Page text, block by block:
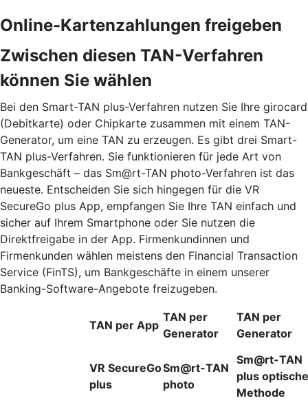
Online-Kartenzahlungen freigeben
Zwischen diesen TAN-Verfahren
können Sie wählen
Bei den Smart-TAN plus-Verfahren nutzen Sie Ihre girocard
(Debitkarte) oder Chipkarte zusammen mit einem TAN-
Generator, um eine TAN zu erzeugen. Es gibt drei Smart-
TAN plus-Verfahren. Sie funktionieren für jede Art von
Bankgeschäft – das Sm@rt-TAN photo-Verfahren ist das
neueste. Entscheiden Sie sich hingegen für die VR
SecureGo plus App, empfangen Sie Ihre TAN einfach und
sicher auf Ihrem Smartphone oder Sie nutzen die
Direktfreigabe in der App. Firmenkundinnen und
Firmenkunden wählen meistens den Financial Transaction
Service (FinTS), um Bankgeschäfte in einem unserer
Banking-Software-Angebote freizugeben.
TAN per App
TAN per
Generator
TAN per
Generator
VR SecureGo
plus
Sm@rt-TAN
photo
Sm@rt-TAN
plus optische
Methode